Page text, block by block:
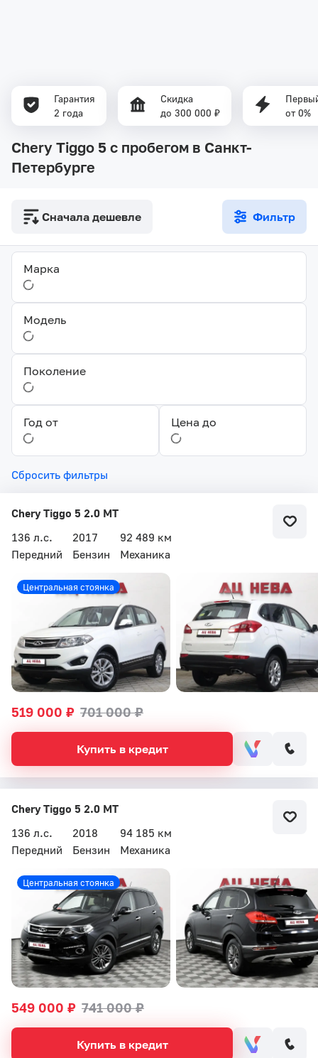
Гарантия
2 года
Скидка
до 300 000 ₽
от 0%
Chery Tiggo 5 с пробегом в Санкт-
Петербурге
Фильтр
Сначала дешевле
Марка
Модель
Поколение
Год от Цена до
Сбросить фильтры
Chery Tiggo 5 2.0 MT
136 л.с.
2017
92 489 км
Передний
Бензин Механика
519 000 ₽ 701 000 ₽
Центральная стоянка
Купить в кредит
Chery Tiggo 5 2.0 MT
136 л.с.
2018
94 185 км
Передний
Бензин Механика
549 000 ₽ 741 000 ₽
Центральная стоянка
Купить в кредит